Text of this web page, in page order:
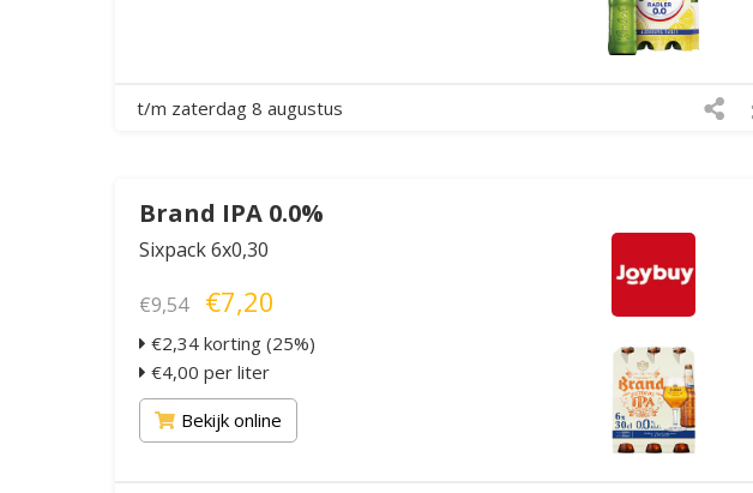
t/m zaterdag 8 augustus
Brand IPA 0.0%
Sixpack 6x0,30
€9,54 €7,20
€2,34 korting (25%)
€4,00 per liter
Bekijk online